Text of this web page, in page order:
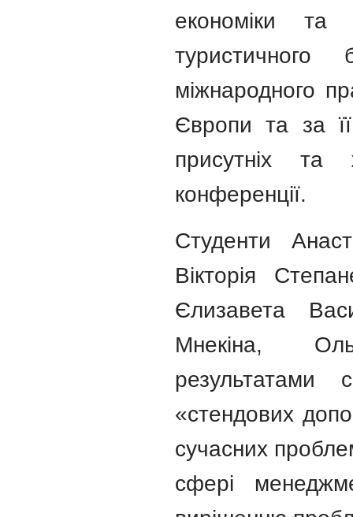
економіки та
туристичного
міжнародного
Європи та за
присутніх та
конференції.
Студенти
Вікторія
Єлизавета
Мнекіна,
результатами
«стендових
сучасних
сфері